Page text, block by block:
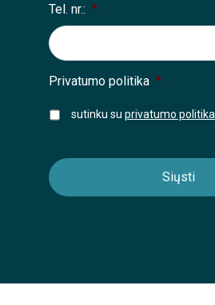
Tel. nr.: *
Privatumo politika *
sutinku su privatumo politika